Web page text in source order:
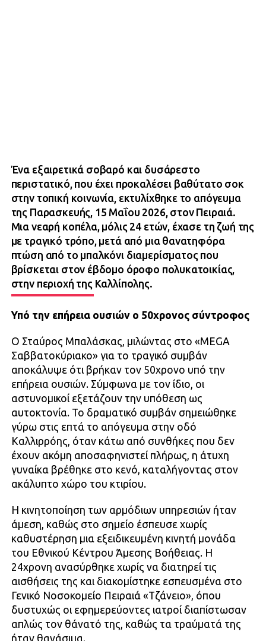
Ένα εξαιρετικά σοβαρό και δυσάρεστο
περιστατικό, που έχει προκαλέσει βαθύτατο σοκ
στην τοπική κοινωνία, εκτυλίχθηκε το απόγευμα
της Παρασκευής, 15 Μαΐου 2026, στον Πειραιά.
Μια νεαρή κοπέλα, μόλις 24 ετών, έχασε τη ζωή της
με τραγικό τρόπο, μετά από μια θανατηφόρα
πτώση από το μπαλκόνι διαμερίσματος που
βρίσκεται στον έβδομο όροφο πολυκατοικίας,
στην περιοχή της Καλλίπολης.
Υπό την επήρεια ουσιών ο 50χρονος σύντροφος
Ο Σταύρος Μπαλάσκας, μιλώντας στο «MEGA
Σαββατοκύριακο» για το τραγικό συμβάν
αποκάλυψε ότι βρήκαν τον 50χρονο υπό την
επήρεια ουσιών. Σύμφωνα με τον ίδιο, οι
αστυνομικοί εξετάζουν την υπόθεση ως
αυτοκτονία. Το δραματικό συμβάν σημειώθηκε
γύρω στις επτά το απόγευμα στην οδό
Καλλιρρόης, όταν κάτω από συνθήκες που δεν
έχουν ακόμη αποσαφηνιστεί πλήρως, η άτυχη
γυναίκα βρέθηκε στο κενό, καταλήγοντας στον
ακάλυπτο χώρο του κτιρίου.
Η κινητοποίηση των αρμόδιων υπηρεσιών ήταν
άμεση, καθώς στο σημείο έσπευσε χωρίς
καθυστέρηση μια εξειδικευμένη κινητή μονάδα
του Εθνικού Κέντρου Άμεσης Βοήθειας. Η
24χρονη ανασύρθηκε χωρίς να διατηρεί τις
αισθήσεις της και διακομίστηκε εσπευσμένα στο
Γενικό Νοσοκομείο Πειραιά «Τζάνειο», όπου
δυστυχώς οι εφημερεύοντες ιατροί διαπίστωσαν
απλώς τον θάνατό της, καθώς τα τραύματά της
ήταν θανάσιμα.